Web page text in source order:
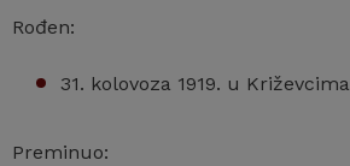
Rođen:
31. kolovoza 1919. u Križevcima
Preminuo: